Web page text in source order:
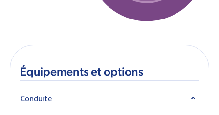
Équipements et options
Conduite